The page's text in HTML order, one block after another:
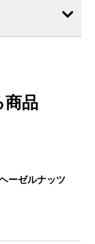
商品
ーゼルナッツ